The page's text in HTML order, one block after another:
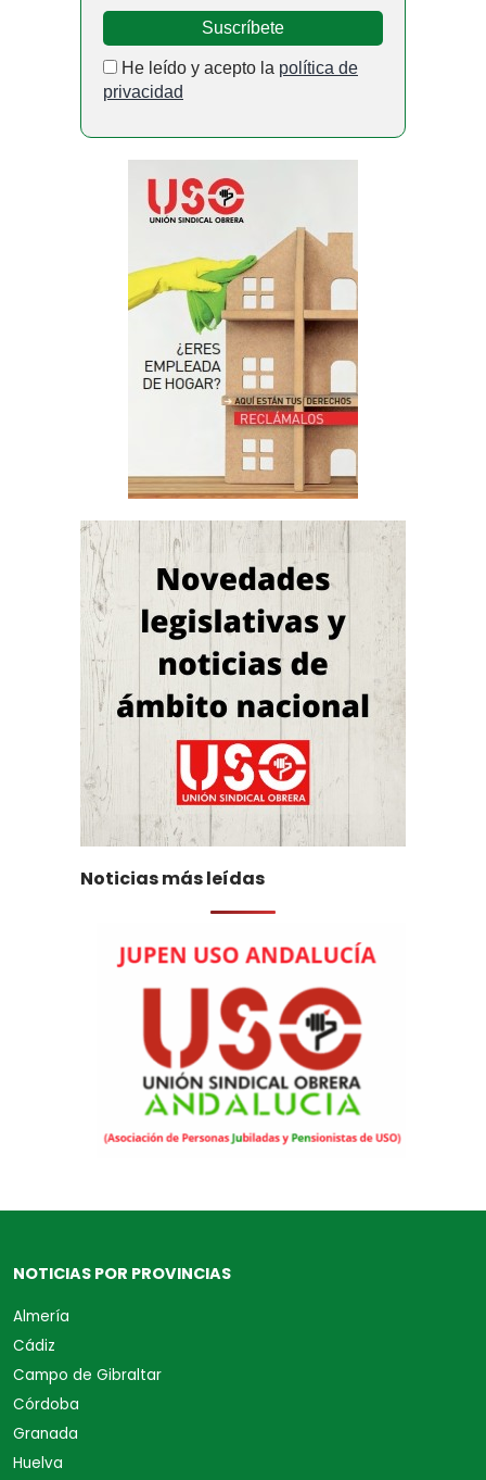
He leído y acepto la política de
privacidad
Noticias más leídas
NOTICIAS POR PROVINCIAS
Almería
Cádiz
Campo de Gibraltar
Córdoba
Granada
Huelva